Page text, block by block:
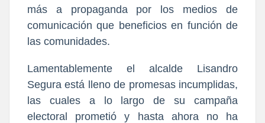
más a propaganda por los medios de
comunicación que beneficios en función de
las comunidades.
Lamentablemente el alcalde Lisandro
Segura está lleno de promesas incumplidas,
las cuales a lo largo de su campaña
electoral prometió y hasta ahora no ha